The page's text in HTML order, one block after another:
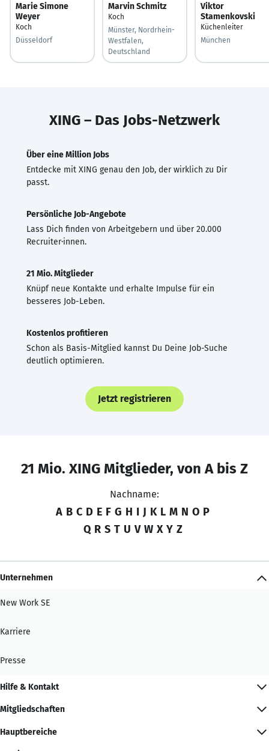
Marie Simone
Weyer
Koch
Düsseldorf
Marvin Schmitz
Koch
Münster, Nordrhein-
Westfalen,
Deutschland
Viktor
Stamenkovski
Küchenleiter
München
XING – Das Jobs-Netzwerk
Über eine Million Jobs
Entdecke mit XING genau den Job, der wirklich zu Dir
passt.
Persönliche Job-Angebote
Lass Dich finden von Arbeitgebern und über 20.000
Recruiter·innen.
21 Mio. Mitglieder
Knüpf neue Kontakte und erhalte Impulse für ein
besseres Job-Leben.
Kostenlos profitieren
Schon als Basis-Mitglied kannst Du Deine Job-Suche
deutlich optimieren.
Jetzt registrieren
21 Mio. XING Mitglieder, von A bis Z
Nachname:
A B C D E F G H I J K L M N O P
Q R S T U V W X Y Z
Unternehmen
New Work SE
Karriere
Presse
Hilfe & Kontakt
Mitgliedschaften
Hauptbereiche